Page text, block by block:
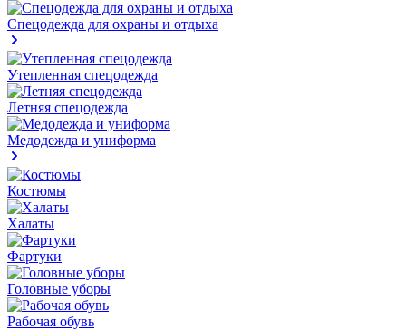
Спецодежда для охраны и отдыха
Утепленная спецодежда
Летняя спецодежда
Медодежда и униформа
Костюмы
Халаты
Фартуки
Головные уборы
Рабочая обувь